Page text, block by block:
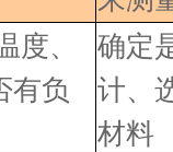
度、
有负
确定
计、
材料